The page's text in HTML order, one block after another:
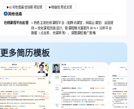
公司年度最佳创新项目奖 校级优秀论文奖
其他信息
在线课程平台运营: • 熟悉主流在线课程平台（如腾讯课堂、网易云课堂）运营规
则 • 优化课程页面设计，使课程曝光量提升20% • 分析平台
数据（点击率、完课率等），调整课程推广策略
更多简历模板